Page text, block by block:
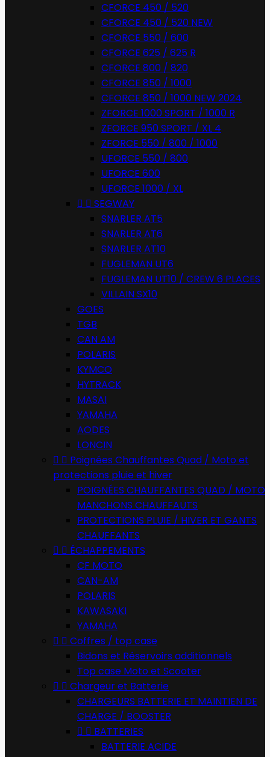
CFORCE 450 / 520
CFORCE 450 / 520 NEW
CFORCE 550 / 600
CFORCE 625 / 625 R
CFORCE 800 / 820
CFORCE 850 / 1000
CFORCE 850 / 1000 NEW 2024
ZFORCE 1000 SPORT / 1000 R
ZFORCE 950 SPORT / XL 4
ZFORCE 550 / 800 / 1000
UFORCE 550 / 800
UFORCE 600
UFORCE 1000 / XL
  SEGWAY
SNARLER AT5
SNARLER AT6
SNARLER AT10
FUGLEMAN UT6
FUGLEMAN UT10 / CREW 6 PLACES
VILLAIN SX10
GOES
TGB
CAN AM
POLARIS
KYMCO
HYTRACK
MASAI
YAMAHA
AODES
LONCIN
  Poignées Chauffantes Quad / Moto et
protections pluie et hiver
POIGNÉES CHAUFFANTES QUAD / MOTO
MANCHONS CHAUFFAUTS
PROTECTIONS PLUIE / HIVER ET GANTS
CHAUFFANTS
  ÉCHAPPEMENTS
CF MOTO
CAN-AM
POLARIS
KAWASAKI
YAMAHA
  Coffres / top case
Bidons et Réservoirs additionnels
Top case Moto et Scooter
  Chargeur et Batterie
CHARGEURS BATTERIE ET MAINTIEN DE
CHARGE / BOOSTER
  BATTERIES
BATTERIE ACIDE